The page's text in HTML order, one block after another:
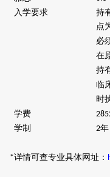
入学要求
持
点
必
在
持
临
时
学费
学制
2年
*详情可查专业具体网址：